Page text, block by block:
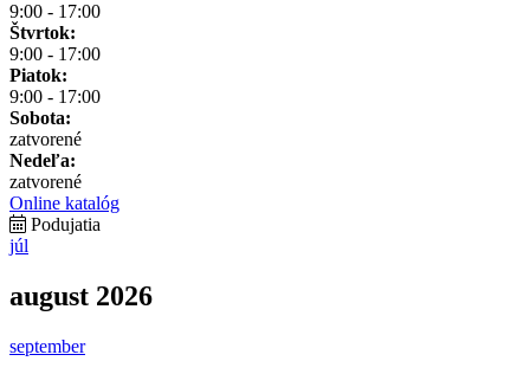
9:00 - 17:00
Štvrtok:
9:00 - 17:00
Piatok:
9:00 - 17:00
Sobota:
zatvorené
Nedeľa:
zatvorené
Online katalóg
Podujatia
júl
august 2026
september